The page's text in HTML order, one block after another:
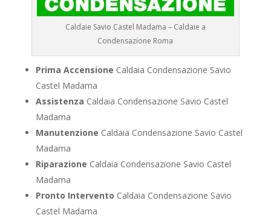
Caldaie Savio Castel Madama – Caldaie a
Condensazione Roma
Prima Accensione Caldaia Condensazione Savio
Castel Madama
Assistenza Caldaia Condensazione Savio Castel
Madama
Manutenzione Caldaia Condensazione Savio Castel
Madama
Riparazione Caldaia Condensazione Savio Castel
Madama
Pronto Intervento Caldaia Condensazione Savio
Castel Madama